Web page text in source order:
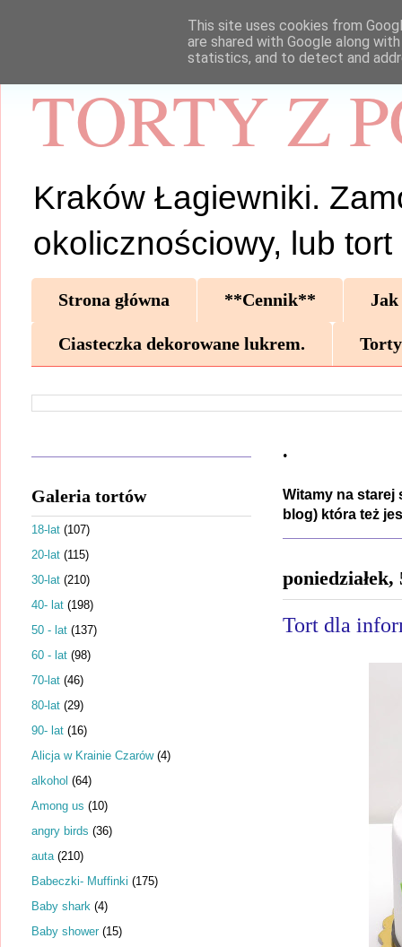
TORTY Z
Kraków Łagiewniki.
okolicznościowy, lub tort
Strona główna **Cennik** Jak
Ciasteczka dekorowane lukrem.
.
Witamy na starej
blog) która też
Tort dla
Galeria tortów
18-lat (107)
20-lat (115)
30-lat (210)
40- lat (198)
50 - lat (137)
60 - lat (98)
70-lat (46)
80-lat (29)
90- lat (16)
Alicja w Krainie Czarów (4)
alkohol (64)
Among us (10)
angry birds (36)
auta (210)
Babeczki- Muffinki (175)
Baby shark (4)
Baby shower (15)
This site uses cookies from
are shared with Google along
statistics, and to detect and